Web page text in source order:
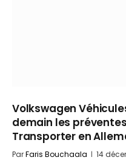
Volkswagen
demain les
Transporter en
ParFaris Bouchaala 14